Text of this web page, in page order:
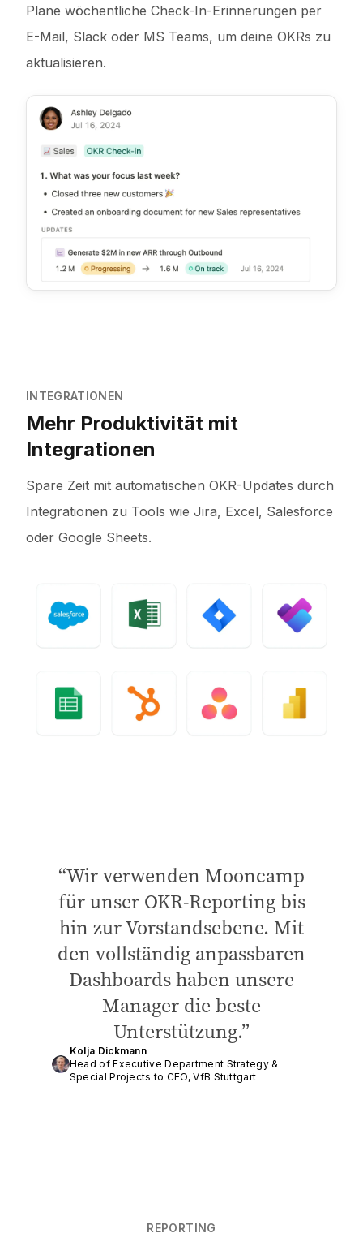
Plane wöchentliche Check-In-Erinnerungen per
E-Mail, Slack oder MS Teams, um deine OKRs zu
aktualisieren.
INTEGRATIONEN
Mehr Produktivität mit
Integrationen
Spare Zeit mit automatischen OKR-Updates durch
Integrationen zu Tools wie Jira, Excel, Salesforce
oder Google Sheets.
Wir verwenden Mooncamp
für unser OKR-Reporting bis
hin zur Vorstandsebene. Mit
den vollständig anpassbaren
Dashboards haben unsere
Manager die beste
Unterstützung.
Kolja Dickmann
Head of Executive Department Strategy &
Special Projects to CEO, VfB Stuttgart
REPORTING